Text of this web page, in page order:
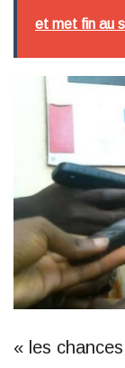
et met fin au
« les